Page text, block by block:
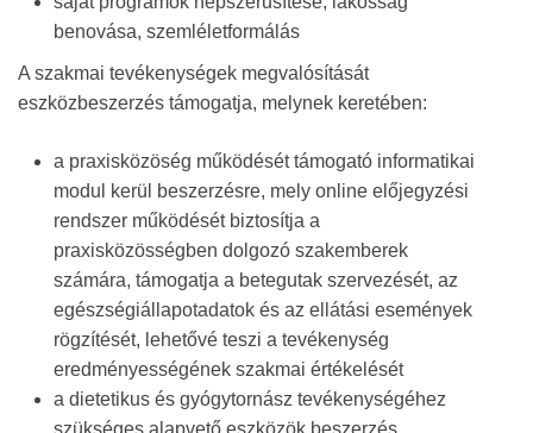
benovása, szemléletformálás
A szakmai tevékenységek megvalósítását
eszközbeszerzés támogatja, melynek keretében:
a praxisközöség működését támogató informatikai
modul kerül beszerzésre, mely online előjegyzési
rendszer működését biztosítja a
praxisközösségben dolgozó szakemberek
számára, támogatja a betegutak szervezését, az
egészségiállapotadatok és az ellátási események
rögzítését, lehetővé teszi a tevékenység
eredményességének szakmai értékelését
a dietetikus és gyógytornász tevékenységéhez
szükséges alapvető eszközök beszerzés